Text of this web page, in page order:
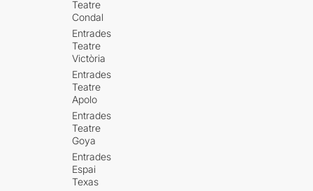
Teatre
Condal
Entrades
Teatre
Victòria
Entrades
Teatre
Apolo
Entrades
Teatre
Goya
Entrades
Espai
Texas